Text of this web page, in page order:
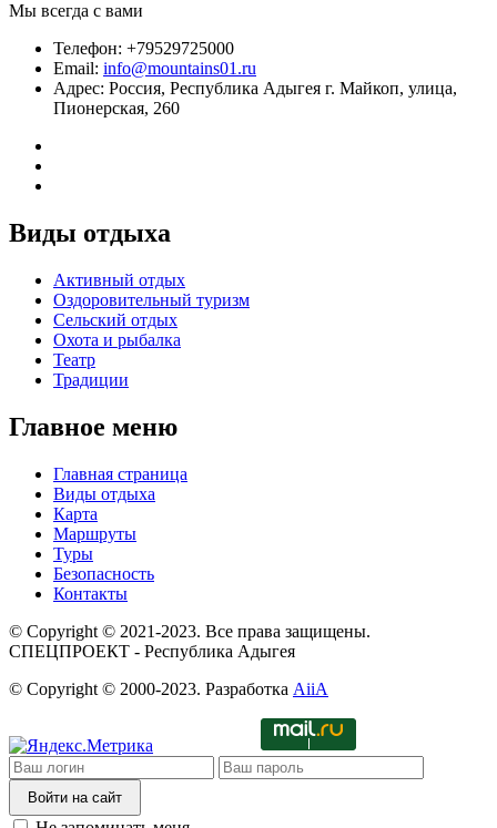
Мы всегда с вами
Телефон: +79529725000
Email: info@mountains01.ru
Адрес: Россия, Республика Адыгея г. Майкоп, улица,
Пионерская, 260
Виды отдыха
Активный отдых
Оздоровительный туризм
Сельский отдых
Охота и рыбалка
Театр
Традиции
Главное меню
Главная страница
Виды отдыха
Карта
Маршруты
Туры
Безопасность
Контакты
© Copyright © 2021-2023. Все права защищены.
СПЕЦПРОЕКТ - Республика Адыгея
© Copyright © 2000-2023. Разработка AiiA
Войти на сайт